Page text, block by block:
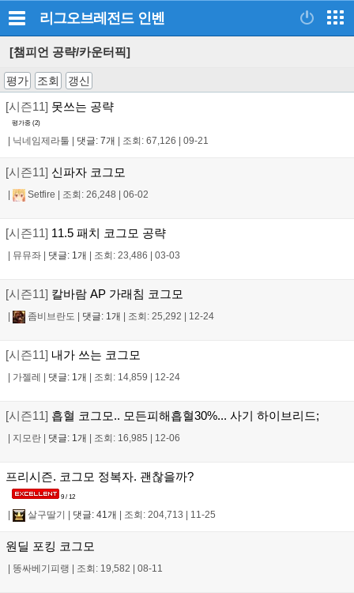
리그오브레전드 인벤
[챔피언 공략/카운터픽]
평가 조회 갱신
[시즌11] 못쓰는 공략
평가중 (2)
닉네임제라툴 댓글: 7개 조회: 67,126 09-21
[시즌11] 신파자 코그모
Setfire 조회: 26,248 06-02
[시즌11] 11.5 패치 코그모 공략
뮤뮤좌 댓글: 1개 조회: 23,486 03-03
[시즌11] 칼바람 AP 가래침 코그모
좀비브란도 댓글: 1개 조회: 25,292 12-24
[시즌11] 내가 쓰는 코그모
가젤레 댓글: 1개 조회: 14,859 12-24
[시즌11] 흡혈 코그모.. 모든피해흡혈30%... 사기 하이브리드;
지모란 댓글: 1개 조회: 16,985 12-06
프리시즌. 코그모 정복자. 괜찮을까?
9 / 12
| 살구딸기 | 댓글: 41개 | 조회: 204,713 | 11-25
원딜 포킹 코그모
| 똥싸베기피랭 | 조회: 19,582 | 08-11